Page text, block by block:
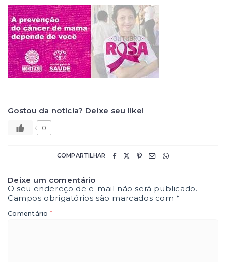
Gostou da notícia? Deixe seu like!
0
COMPARTILHAR
Deixe um comentário
O seu endereço de e-mail não será publicado.
Campos obrigatórios são marcados com*
Comentário *